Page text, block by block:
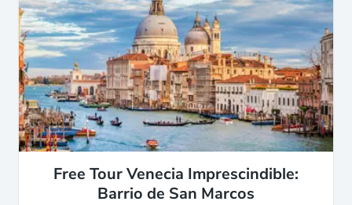
Free Tour Venecia Imprescindible:
Barrio de San Marcos